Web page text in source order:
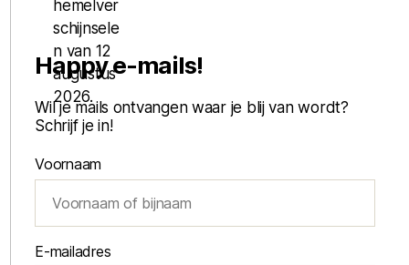
Happy e-mails!
Wil je mails ontvangen waar je blij van wordt?
Schrijf je in!
Voornaam
E-mailadres